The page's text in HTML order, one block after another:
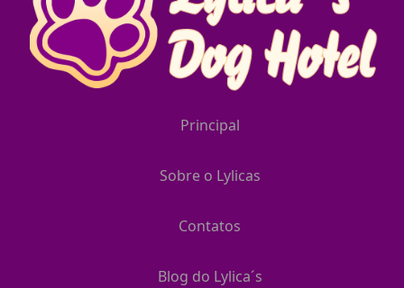
Principal
Sobre o Lylicas
Contatos
Blog do Lylica´s